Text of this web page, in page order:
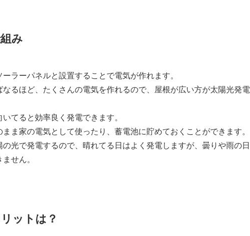
み
ラーパネルと設置することで電気が作れます。
るほど、たくさんの電気を作れるので、屋根が広い方が太陽光発電
てると効率良く発電できます。
ま家の電気として使ったり、蓄電池に貯めておくことができます。
光で発電するので、晴れてる日はよく発電しますが、曇りや雨の日
せん。
ットは？